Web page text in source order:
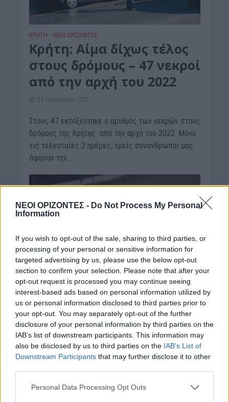
ΝΕΟΙ ΟΡΙΖΟΝΤΕΣ - Do Not Process My Personal
Information
If you wish to opt-out of the sale, sharing to third parties, or
processing of your personal or sensitive information for
targeted advertising by us, please use the below opt-out
section to confirm your selection. Please note that after your
opt-out request is processed you may continue seeing
interest-based ads based on personal information utilized by
us or personal information disclosed to third parties prior to
your opt-out. You may separately opt-out of the further
disclosure of your personal information by third parties on the
IAB’s list of downstream participants. This information may
also be disclosed by us to third parties on the IAB’s List of
Downstream Participants that may further disclose it to other
Personal Data Processing Opt Outs
ΚΡΗΤΗ • ΝΕΟΙ ΟΡΙΖΟΝΤΕΣ
Κρήτη: Αίμα δίχως τέλος
στους δρόμους – 47 νεκροί
από την αρχή του 2022
29 Οκτωβρίου 2022
Στους 47 εκτοξεύτηκε ο αριθμός των νεκρών στους
δρόμους της Κρήτης από την αρχή του 2022. Μόνο
τις τελευταίες 2 ημέρες, τρείς συνανθρωποί μας
άφησαν την...
ΝΕΟΙ ΟΡΙΖΟΝΤΕΣ ΝΟΜΌΣ ΧΑΝΊΩΝ
Χανιά: Αυτός είναι ο
18χρονος που έχασε τη
ζωή του με τη μηχανή, 5
χρόνια μετά το θάνατο
(ΦΩΤΟΓΡΑΦΙΕΣ)